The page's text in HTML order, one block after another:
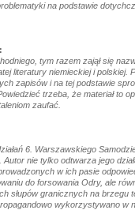
na podstawie
tym razem zajął się
literatury niemieckiej i polskiej.
zapisów i na tej podstawie
trzeba, że materiał to
zaufać.
6. Warszawskiego
nie tylko odtwarza jego
w ich pasie
do forsowania Odry, ale
słupów granicznych na brzegu
wykorzystywano w